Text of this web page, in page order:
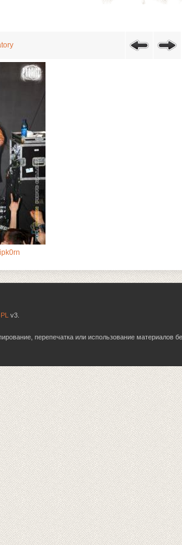
v3.
перепечатка или использование материалов